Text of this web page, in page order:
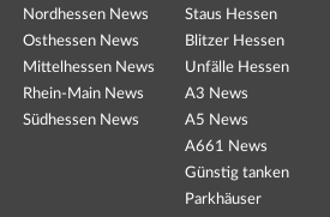
Nordhessen News
Osthessen News
Mittelhessen News
Rhein-Main News
Südhessen News
Staus Hessen
Blitzer Hessen
Unfälle Hessen
A3 News
A5 News
A661 News
Günstig tanken
Parkhäuser